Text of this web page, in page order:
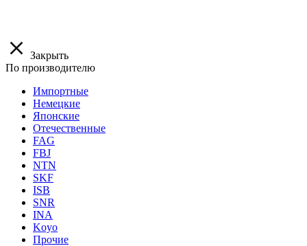
Закрыть
По производителю
Импортные
Немецкие
Японские
Отечественные
FAG
FBJ
NTN
SKF
ISB
SNR
INA
Koyo
Прочие